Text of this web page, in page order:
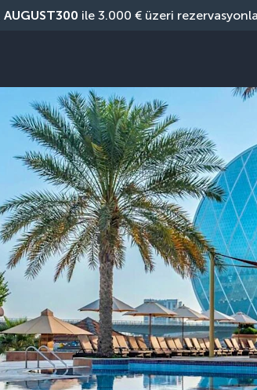
AUGUST300 ile 3.000 € üzeri